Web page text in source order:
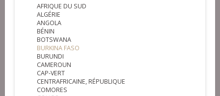
AFRIQUE DU SUD
ALGÉRIE
ANGOLA
BÉNIN
BOTSWANA
BURKINA FASO
BURUNDI
CAMEROUN
CAP-VERT
CENTRAFRICAINE, RÉPUBLIQUE
COMORES